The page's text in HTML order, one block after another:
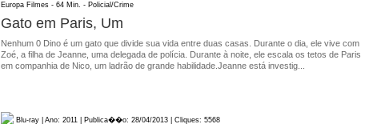
Europa Filmes - 64 Min. - Policial/Crime
Gato em Paris, Um
Nenhum 0 Dino é um gato que divide sua vida entre duas casas. Durante o dia, ele vive com
Zoé, a filha de Jeanne, uma delegada de polícia. Durante à noite, ele escala os tetos de Paris
em companhia de Nico, um ladrão de grande habilidade.Jeanne está investig...
Blu-ray | Ano: 2011 | Publica��o: 28/04/2013 | Cliques: 5568